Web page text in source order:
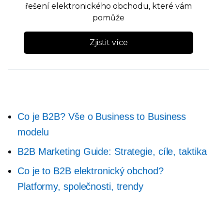
řešení elektronického obchodu, které vám
pomůže
Zjistit více
Co je B2B? Vše o Business to Business
modelu
B2B Marketing Guide: Strategie, cíle, taktika
Co je to B2B elektronický obchod?
Platformy, společnosti, trendy